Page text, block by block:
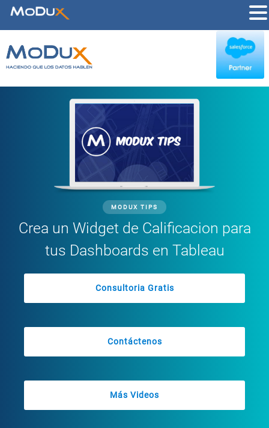
MODUX TIPS
Crea un Widget de Calificacion para
tus Dashboards en Tableau
Consultoria Gratis
Contáctenos
Más Videos